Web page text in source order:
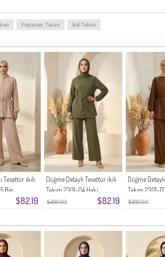
Polyester Takım İkili Takım
$82.19
Tesettür ikili
Bej
$485.00 $82.19
Düğme Detaylı Tesettür ikili
Takım 2301-04 Haki
$485.00
Düğme
Takım 2301-